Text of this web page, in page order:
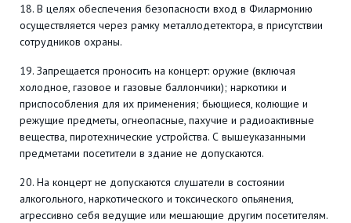
18. В целях обеспечения безопасности вход в Филармонию
осуществляется через рамку металлодетектора, в присутствии
сотрудников охраны.
19. Запрещается проносить на концерт: оружие (включая
холодное, газовое и газовые баллончики); наркотики и
приспособления для их применения; бьющиеся, колющие и
режущие предметы, огнеопасные, пахучие и радиоактивные
вещества, пиротехнические устройства. С вышеуказанными
предметами посетители в здание не допускаются.
20. На концерт не допускаются слушатели в состоянии
алкогольного, наркотического и токсического опьянения,
агрессивно себя ведущие или мешающие другим посетителям.